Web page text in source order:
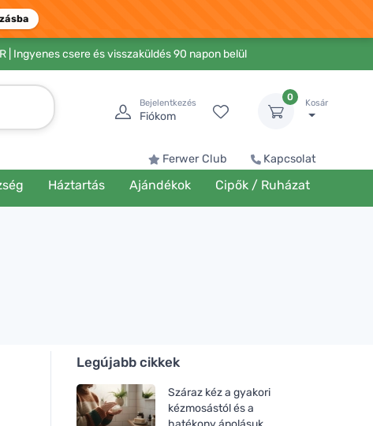
| Ingyenes csere és visszaküldés 90 napon belül
Bejelentkezés
Fiókom
0
Kosár
Ferwer Club Kapcsolat
Háztartás Ajándékok Cipők / Ruházat
Legújabb cikkek
Száraz kéz a gyakori
kézmosástól és a